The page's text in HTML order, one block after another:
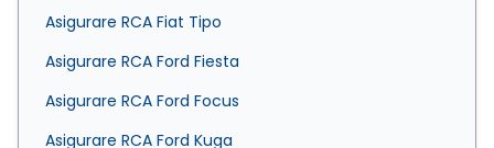
Asigurare RCA Fiat Tipo
Asigurare RCA Ford Fiesta
Asigurare RCA Ford Focus
Asigurare RCA Ford Kuga